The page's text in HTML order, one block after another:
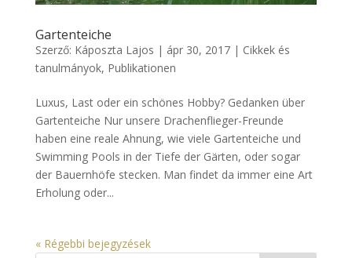
Gartenteiche
Szerző: Káposzta Lajos | ápr 30, 2017| Cikkek és
tanulmányok, Publikationen
Luxus, Last oder ein schönes Hobby? Gedanken über
Gartenteiche Nur unsere Drachenflieger-Freunde
haben eine reale Ahnung, wie viele Gartenteiche und
Swimming Pools in der Tiefe der Gärten, oder sogar
der Bauernhöfe stecken. Man findet da immer eine Art
Erholung oder...
« Régebbi bejegyzések